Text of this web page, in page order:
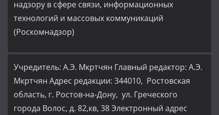
надзору в сфере связи, информационных
технологий и массовых коммуникаций
(Роскомнадзор)
Учредитель: А.Э. Мкртчян Главный редактор: А.Э.
Мкртчян Адрес редакции: 344010, Ростовская
область, г. Ростов-на-Дону, ул. Греческого
города Волос, д. 82,кв, 38 Электронный адрес